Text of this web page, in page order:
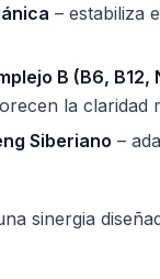
– estabiliza
B (B6, B12,
la claridad
Siberiano –
sinergia